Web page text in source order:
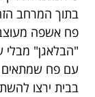
בתוך המרחב
פח אשפה מעוצב
"הבלאגן"
עם פח שמתאים
בבית ירצו